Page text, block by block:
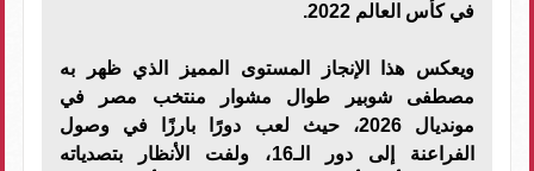
في كأس العالم 2022.
ويعكس هذا الإنجاز المستوى المميز الذي ظهر به
مصطفى شوبير طوال مشوار منتخب مصر في
مونديال 2026، حيث لعب دورًا بارزًا في وصول
الفراعنة إلى دور الـ16، ولفت الأنظار بتصدياته